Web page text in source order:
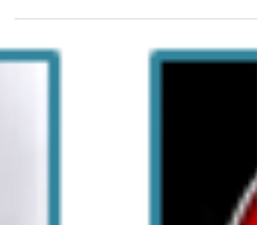
Aplicar a teoria do relacionamento na prática, de